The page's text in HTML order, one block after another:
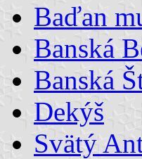
Baďan
Banská
Banská
Dekýš
Svätý